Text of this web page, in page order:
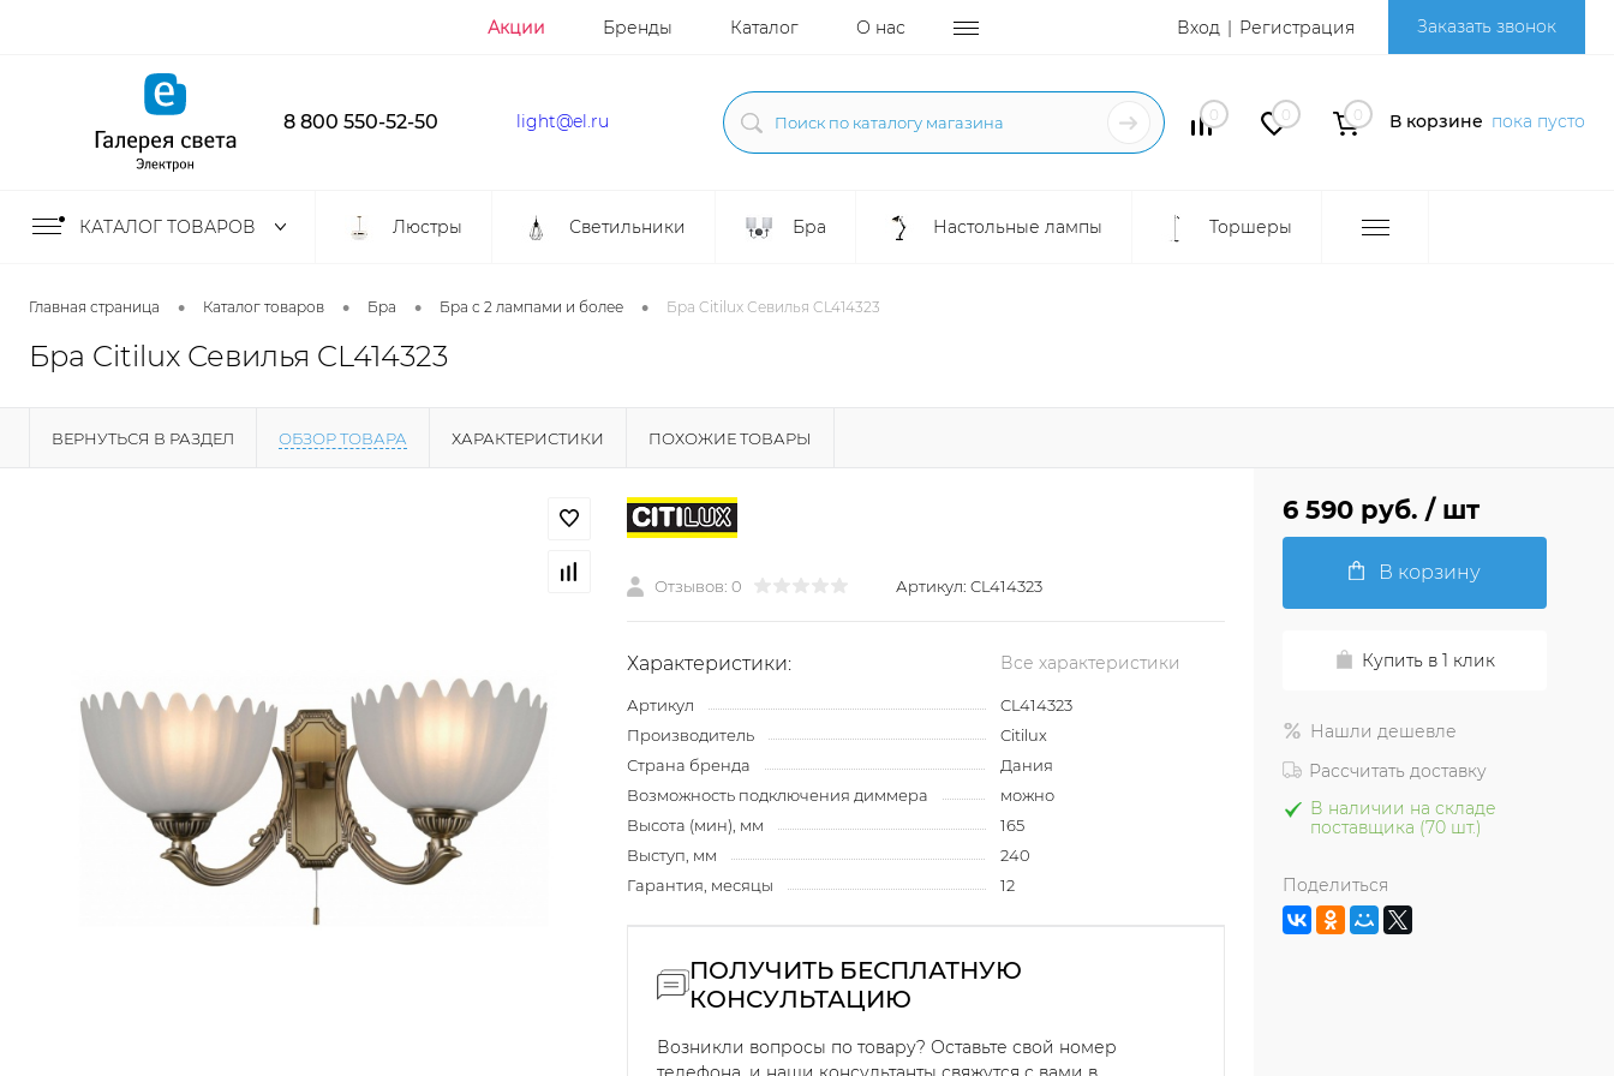
Акции Бренды Каталог О нас Вход Регистрация Заказать звонок
8 800 550-52-50 light@el.ru 0 0 0 В корзине пока пусто
КАТАЛОГ ТОВАРОВ Люстры Светильники Бра Настольные лампы Торшеры
Главная страница • Каталог товаров • Бра • Бра с 2 лампами и более • Бра Citilux Севилья CL414323
Бра Citilux Севилья CL414323
ВЕРНУТЬСЯ В РАЗДЕЛ ОБЗОР ТОВАРА ХАРАКТЕРИСТИКИ ПОХОЖИЕ ТОВАРЫ
Отзывов: 0 Артикул: CL414323
Характеристики: Все характеристики
Артикул
CL414323
Производитель
Citilux
Страна бренда
Дания
Возможность подключения диммера
можно
Высота (мин), мм
165
Выступ, мм
240
Гарантия, месяцы
12
ПОЛУЧИТЬ БЕСПЛАТНУЮ
КОНСУЛЬТАЦИЮ
Возникли вопросы по товару? Оставьте свой номер
6 590 руб. / шт
В корзину
Купить в 1 клик
Нашли дешевле
Рассчитать доставку
В наличии на складе
поставщика (70 шт.)
Поделиться